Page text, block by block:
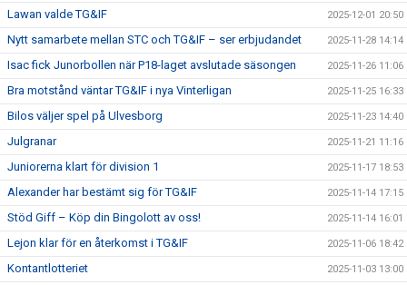
Lawan valde TG&IF 2025-12-01 20:50
Nytt samarbete mellan STC och TG&IF – ser erbjudandet 2025-11-28 14:14
Isac fick Junorbollen när P18-laget avslutade säsongen 2025-11-26 11:06
Bra motstånd väntar TG&IF i nya Vinterligan 2025-11-25 16:33
Bilos väljer spel på Ulvesborg 2025-11-23 14:40
Julgranar 2025-11-21 11:16
Juniorerna klart för division 1 2025-11-17 18:53
Alexander har bestämt sig för TG&IF 2025-11-14 17:15
Stöd Giff – Köp din Bingolott av oss! 2025-11-14 16:01
Lejon klar för en återkomst i TG&IF 2025-11-06 18:42
Kontantlotteriet 2025-11-03 13:00